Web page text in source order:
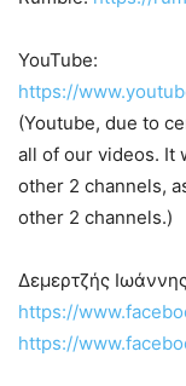
YouTube:
https://
(Youtube, due to
all of our videos. It
other 2 channels,
other 2 channels.)
Δεμερτζής
https://
https://